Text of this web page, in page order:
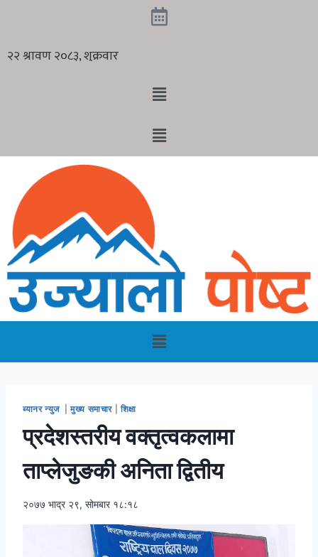
ब्यानर न्युज |मुख्य समाचार| शिक्षा
प्रदेशस्तरीय वक्तृत्वकलामा
ताप्लेजुङकी अनिता द्वितीय
२०७७ भाद्र २९, सोमबार १८:१८